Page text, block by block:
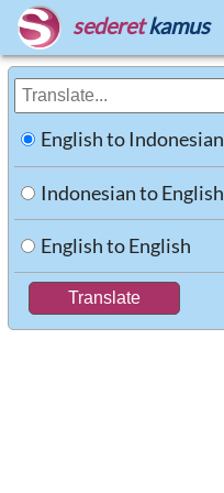
sederet kamus
English to Indonesian
Indonesian to English
English to English